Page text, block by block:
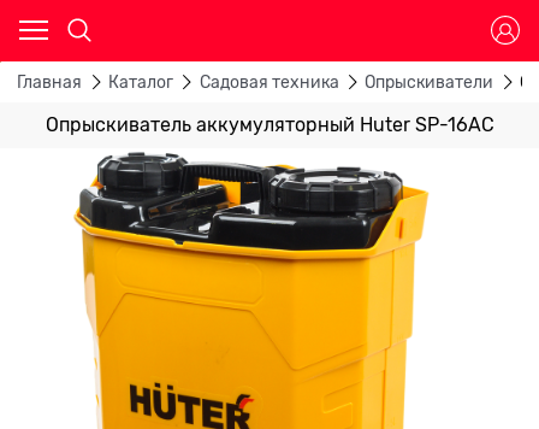
Главная Каталог Садовая техника Опрыскиватели
Опрыскиватель аккумуляторный Huter SP-16AC